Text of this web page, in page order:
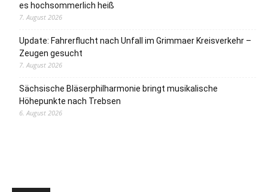
es hochsommerlich heiß
7. August 2026
Update: Fahrerflucht nach Unfall im Grimmaer Kreisverkehr –
Zeugen gesucht
7. August 2026
Sächsische Bläserphilharmonie bringt musikalische
Höhepunkte nach Trebsen
6. August 2026